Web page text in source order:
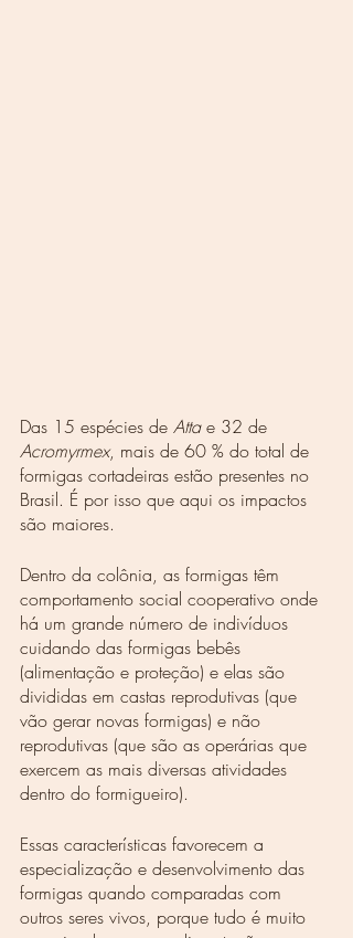
Das 15 espécies de Atta e 32 de
Acromyrmex, mais de 60 % do total de
formigas cortadeiras estão presentes no
Brasil. É por isso que aqui os impactos
são maiores.
Dentro da colônia, as formigas têm
comportamento social cooperativo onde
há um grande número de indivíduos
cuidando das formigas bebês
(alimentação e proteção) e elas são
divididas em castas reprodutivas (que
vão gerar novas formigas) e não
reprodutivas (que são as operárias que
exercem as mais diversas atividades
dentro do formigueiro).
Essas características favorecem a
especialização e desenvolvimento das
formigas quando comparadas com
outros seres vivos, porque tudo é muito